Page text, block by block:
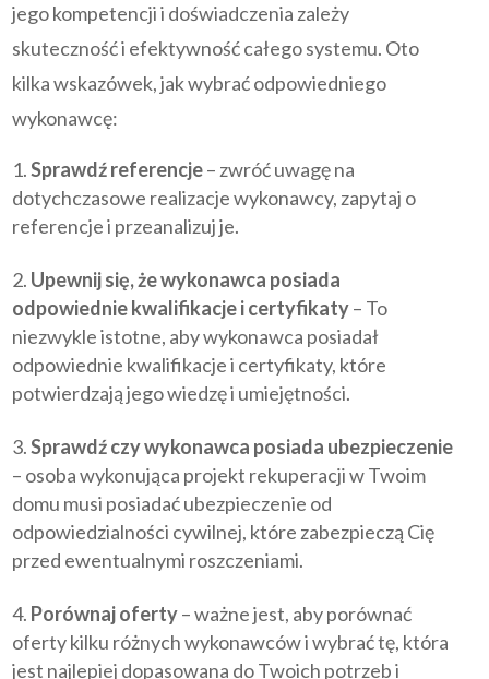
jego kompetencji i doświadczenia zależy
skuteczność i efektywność całego systemu. Oto
kilka wskazówek, jak wybrać odpowiedniego
wykonawcę:
Sprawdź referencje– zwróć uwagę na
dotychczasowe realizacje wykonawcy, zapytaj o
referencje i przeanalizuj je.
Upewnij się, że wykonawca posiada
odpowiednie kwalifikacje i certyfikaty– To
niezwykle istotne, aby wykonawca posiadał
odpowiednie kwalifikacje i certyfikaty, które
potwierdzają jego wiedzę i umiejętności.
Sprawdź czy wykonawca posiada ubezpieczenie
– osoba wykonująca projekt rekuperacji w Twoim
domu musi posiadać ubezpieczenie od
odpowiedzialności cywilnej, które zabezpieczą Cię
przed ewentualnymi roszczeniami.
Porównaj oferty– ważne jest, aby porównać
oferty kilku różnych wykonawców i wybrać tę, która
jest najlepiej dopasowana do Twoich potrzeb i